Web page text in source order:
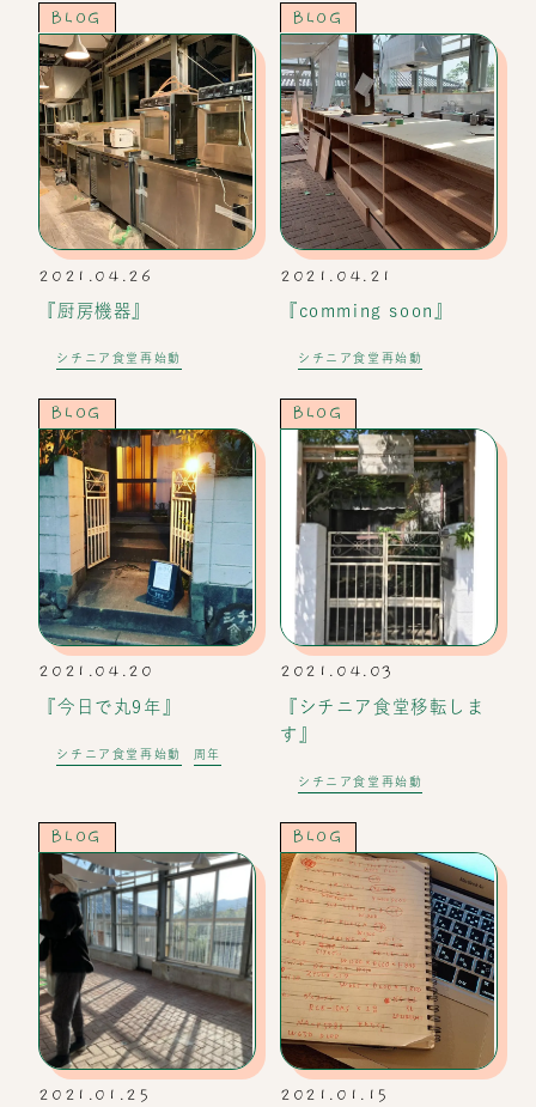
BLOG
2021.04.26
『厨房機器』
シチニア食堂再始動
BLOG
2021.04.21
『comming soon』
シチニア食堂再始動
BLOG
2021.04.20
『今日で丸9年』
シチニア食堂再始動 周年
BLOG
2021.04.03
『シチニア食堂移転しま
す』
シチニア食堂再始動
BLOG
2021.01.25
BLOG
2021.01.15